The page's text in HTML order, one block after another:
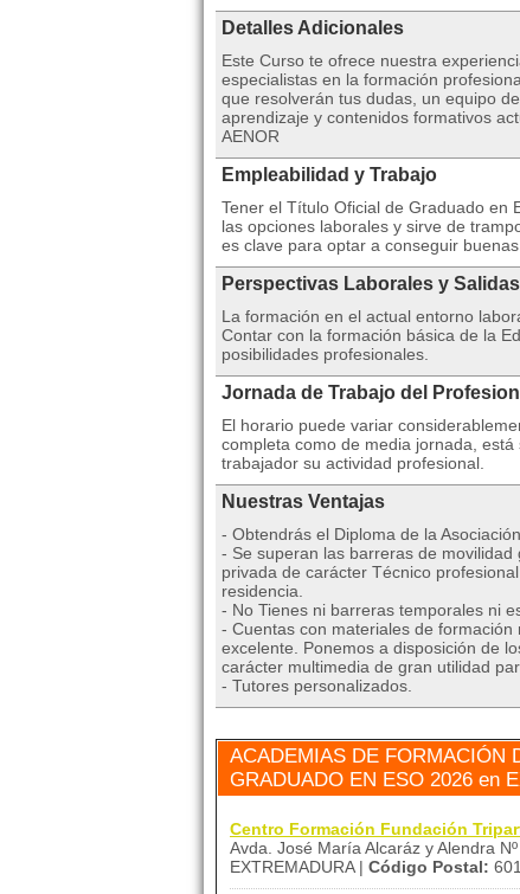
Detalles Adicionales
Este Curso te ofrece nuestra
especialistas en la formación
que resolverán tus dudas, un equipo
aprendizaje y contenidos formativos
AENOR
Empleabilidad y Trabajo
Tener el Título Oficial de Graduado en
las opciones laborales y sirve de
es clave para optar a conseguir
Perspectivas Laborales y
La formación en el actual entorno
Contar con la formación básica de la
posibilidades profesionales.
Jornada de Trabajo del
El horario puede variar
completa como de media jornada,
trabajador su actividad profesional.
Nuestras Ventajas
- Obtendrás el Diploma de la
- Se superan las barreras de
privada de carácter Técnico
residencia.
- No Tienes ni barreras temporales ni
- Cuentas con materiales de
excelente. Ponemos a disposición de
carácter multimedia de gran utilidad
- Tutores personalizados.
ACADEMIAS DE FORMACIÓN
GRADUADO EN ESO 2026 en
Centro Formación Fundación
Avda. José María Alcaráz y Alendra
EXTREMADURA | Código Postal: